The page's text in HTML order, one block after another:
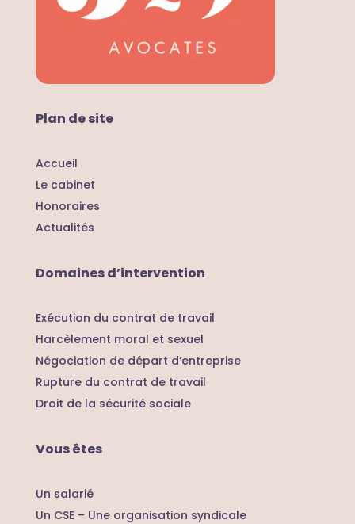
Plan de site
Accueil
Le cabinet
Honoraires
Actualités
Domaines d’intervention
Exécution du contrat de travail
Harcèlement moral et sexuel
Négociation de départ d’entreprise
Rupture du contrat de travail
Droit de la sécurité sociale
Vous êtes
Un salarié
Un CSE – Une organisation syndicale